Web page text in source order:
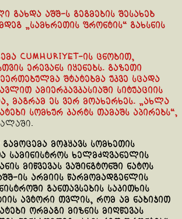
გახდა აშშ-ს გეგმების შესახებ
„სამხრეთის ფრონტის“ გახსნის
Cumhuriyet-ის ცნობით,
ერევანს იყენებს. გაზეთი
შტატებმა უკვე სცადა
ამიერკავკასიაში სიტუაციის
მაგრამ ეს ვერ მოახერხეს. „ახლა
სომხურ კარტს თამაშს აპირებს“,
მოჰყავს სომხეთის
სამინისტროს ხელმძღვანელის
მიწვევას ვაშინგტონში ნატოს
ის არმიის წარმომადგენლის
განთავსების საკითხის
ავტორი თვლის, რომ ამ ნაბიჯით
ორმაგი მიზნის მიღწევას